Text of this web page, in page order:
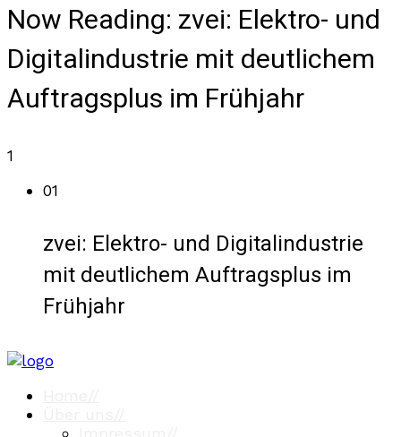
Now Reading: zvei: Elektro- und
Digitalindustrie mit deutlichem
Auftragsplus im Frühjahr
1
01
zvei: Elektro- und Digitalindustrie
mit deutlichem Auftragsplus im
Frühjahr